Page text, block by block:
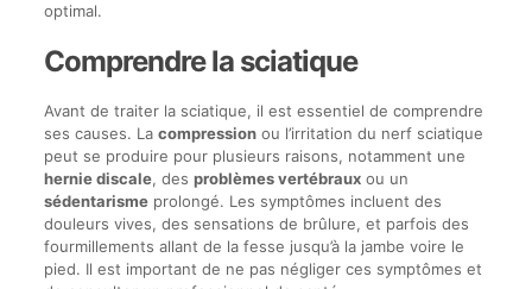
optimal.
Comprendre la sciatique
Avant de traiter la sciatique, il est essentiel de comprendre
ses causes. La compressionou l’irritation du nerf sciatique
peut se produire pour plusieurs raisons, notamment une
hernie discale, des problèmes vertébrauxou un
sédentarismeprolongé. Les symptômes incluent des
douleurs vives, des sensations de brûlure, et parfois des
fourmillements allant de la fesse jusqu’à la jambe voire le
pied. Il est important de ne pas négliger ces symptômes et